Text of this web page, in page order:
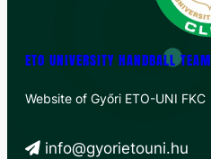
ETO UNIVERSITY HANDBALL TEAM
Website of Győri ETO-UNI FKC
info@gyorietouni.hu